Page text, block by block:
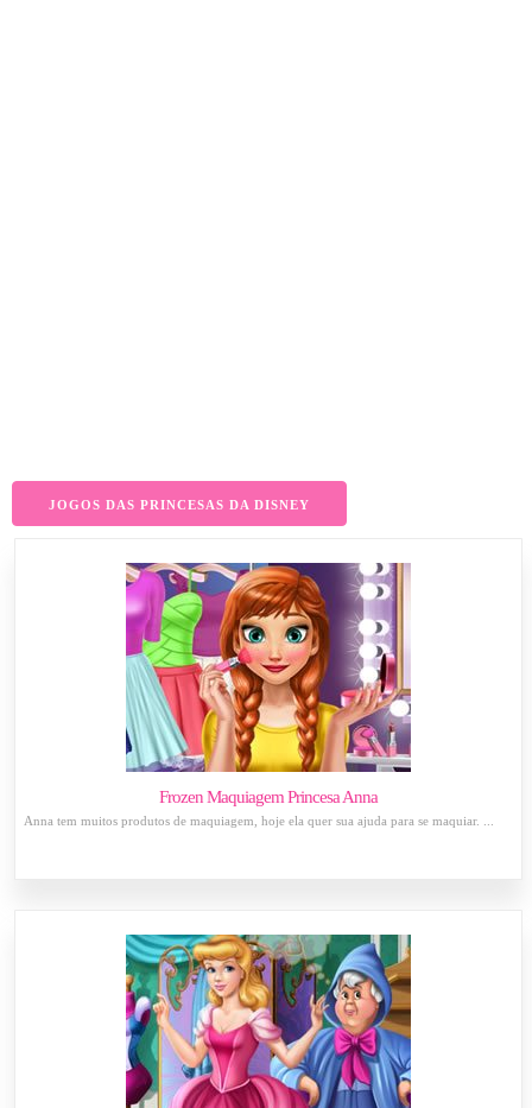
JOGOS DAS PRINCESAS DA DISNEY
Frozen Maquiagem Princesa Anna
Anna tem muitos produtos de maquiagem, hoje ela quer sua ajuda para se maquiar. ...